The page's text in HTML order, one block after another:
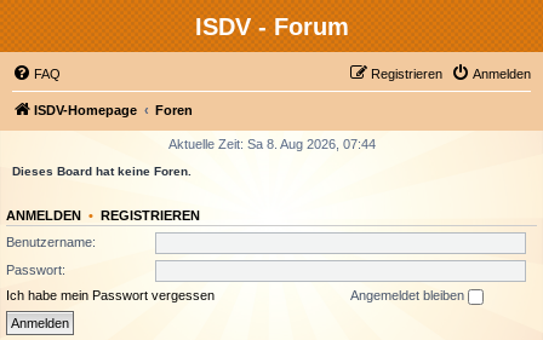
ISDV - Forum
FAQ Anmelden
Registrieren
ISDV-Homepage Foren
Aktuelle Zeit: Sa 8. Aug 2026, 07:44
Dieses Board hat keine Foren.
ANMELDEN • REGISTRIEREN
Benutzername:
Passwort:
Ich habe mein Passwort vergessen
Angemeldet bleiben